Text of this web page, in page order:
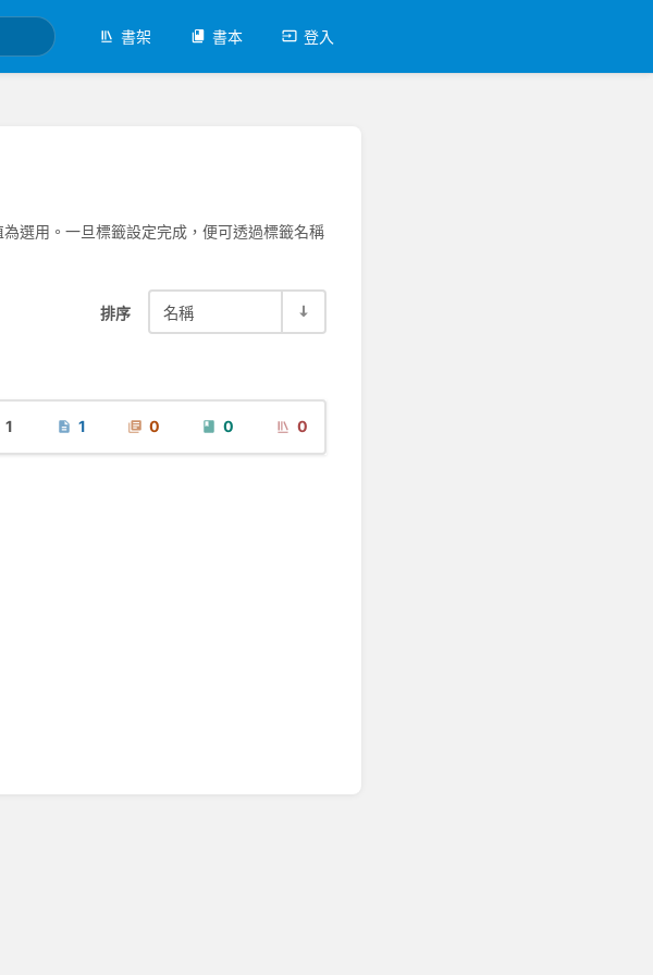
書架 書本 登入
選用。一旦標籤設定完成，便可透過標籤名稱
排序 名稱
1 1 0 0 0